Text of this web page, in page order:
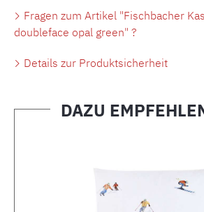
Fragen zum Artikel "Fischbacher
doubleface opal green" ?
Details zur Produktsicherheit
DAZU